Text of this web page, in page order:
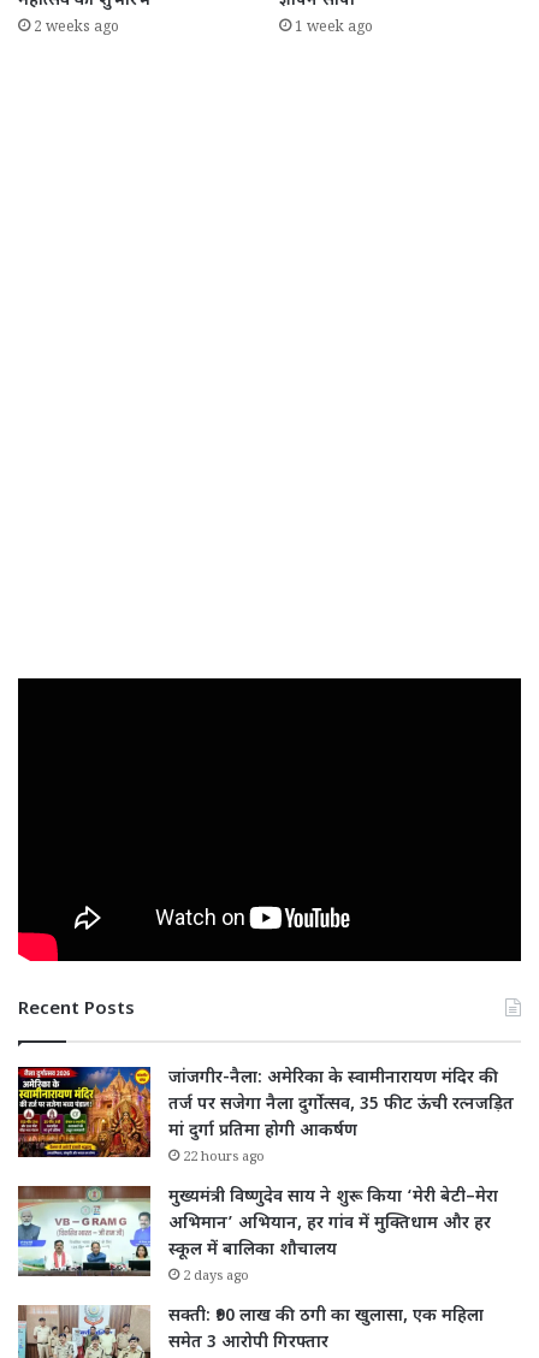
2 weeks ago
1 week ago
Recent Posts
जांजगीर-नैला: अमेरिका के स्वामीनारायण मंदिर की
तर्ज पर सजेगा नैला दुर्गोत्सव, 35 फीट ऊंची रत्नजड़ित
मां दुर्गा प्रतिमा होगी आकर्षण
22 hours ago
मुख्यमंत्री विष्णुदेव साय ने शुरू किया ‘मेरी बेटी–मेरा
अभिमान’ अभियान, हर गांव में मुक्तिधाम और हर
स्कूल में बालिका शौचालय
2 days ago
सक्ती: ₹90 लाख की ठगी का खुलासा, एक महिला
समेत 3 आरोपी गिरफ्तार